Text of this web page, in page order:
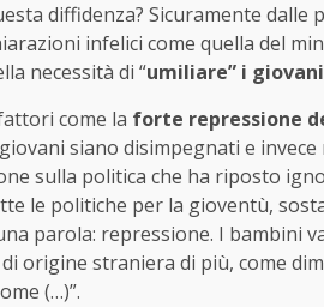
diffidenza? Sicuramente
infelici come quella del
necessità di “umiliare” i giovani
come la forte repressione
siano disimpegnati e
sulla politica che ha riposto
le politiche per la gioventù,
parola: repressione. I bambini
origine straniera di più, come
(…)”.